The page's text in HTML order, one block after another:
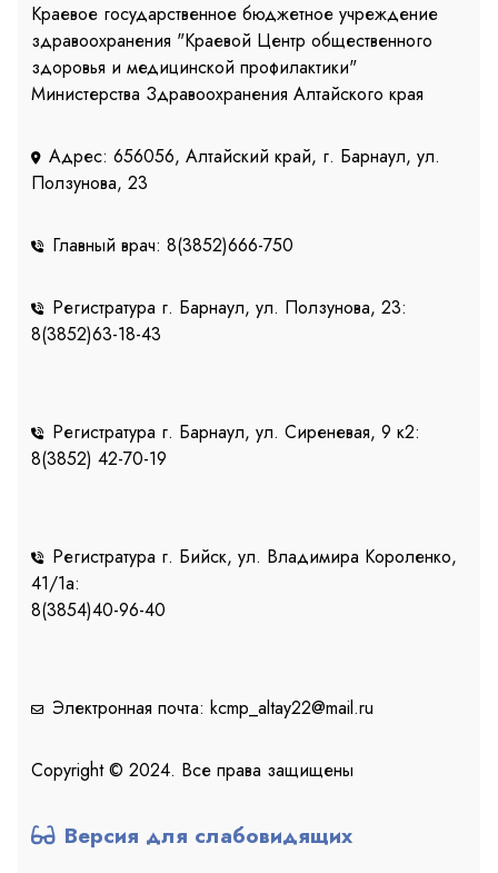
Краевое государственное бюджетное учреждение
здравоохранения "Краевой Центр общественного
здоровья и медицинской профилактики"
Министерства Здравоохранения Алтайского края
Адрес: 656056, Алтайский край, г. Барнаул, ул.
Ползунова, 23
Главный врач: 8(3852)666-750
Регистратура г. Барнаул, ул. Ползунова, 23:
8(3852)63-18-43
Регистратура г. Барнаул, ул. Сиреневая, 9 к2:
8(3852) 42-70-19
Регистратура г. Бийск, ул. Владимира Короленко,
41/1a:
8(3854)40-96-40
Электронная почта: kcmp_altay22@mail.ru
Copyright © 2024. Все права защищены
Версия для слабовидящих